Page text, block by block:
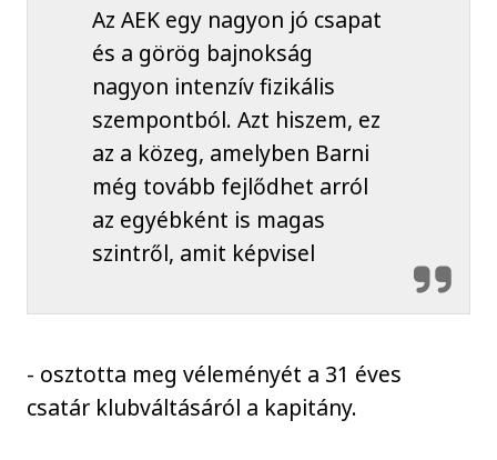
Az AEK egy nagyon jó csapat
és a görög bajnokság
nagyon intenzív fizikális
szempontból. Azt hiszem, ez
az a közeg, amelyben Barni
még tovább fejlődhet arról
az egyébként is magas
szintről, amit képvisel
- osztotta meg véleményét a 31 éves
csatár klubváltásáról a kapitány.